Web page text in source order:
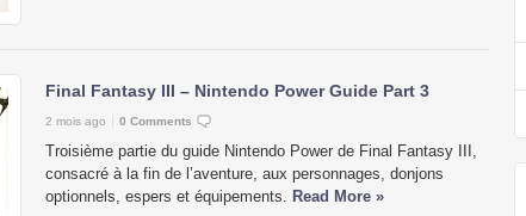
Final Fantasy III – Nintendo Power Guide Part 3
2 mois ago 0 Comments
Troisième partie du guide Nintendo Power de Final Fantasy III,
consacré à la fin de l’aventure, aux personnages, donjons
optionnels, espers et équipements. Read More »